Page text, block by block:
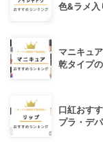
色&ラメ入
マニキュ
乾タイプ
口紅おす
プラ・デ